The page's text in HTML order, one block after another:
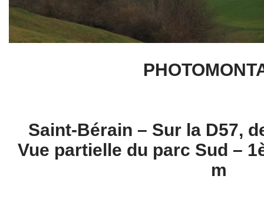
Saint-Bérain – Sur la D57,
Vue partielle du parc Sud –
m